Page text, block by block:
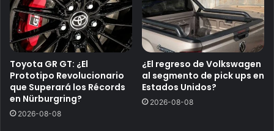
Toyota GR GT: ¿El
Prototipo Revolucionario
que Superará los Récords
en Nürburgring?
2026-08-08
¿El regreso de Volkswagen
al segmento de pick ups en
Estados Unidos?
2026-08-08